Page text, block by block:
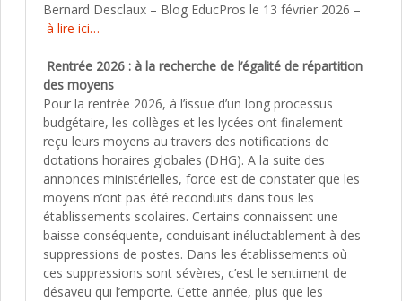
Bernard Desclaux – Blog EducPros le 13 février 2026 –
à lire ici…
Rentrée 2026 : à la recherche de l’égalité de répartition
des moyens
Pour la rentrée 2026, à l’issue d’un long processus
budgétaire, les collèges et les lycées ont finalement
reçu leurs moyens au travers des notifications de
dotations horaires globales (DHG). A la suite des
annonces ministérielles, force est de constater que les
moyens n’ont pas été reconduits dans tous les
établissements scolaires. Certains connaissent une
baisse conséquente, conduisant inéluctablement à des
suppressions de postes. Dans les établissements où
ces suppressions sont sévères, c’est le sentiment de
désaveu qui l’emporte. Cette année, plus que les